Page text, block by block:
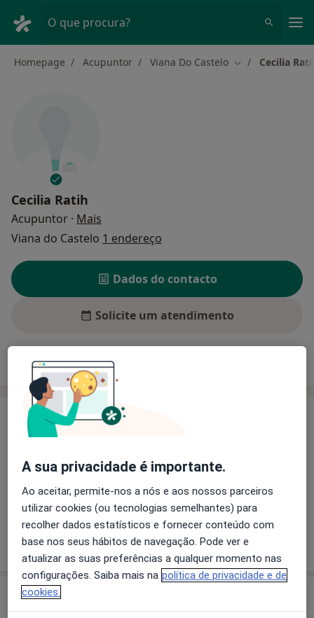
O que procura?
Homepage Acupuntor Viana Do Castelo Mudar de cidade
Cecilia
Cecilia Ratih
Acupuntor · Mais
Viana do Castelo 1 endereço
Dados do contacto
Solicite um atendimento
Experiência Preços
Experiência
Principais doenças tratadas
Rigidez Muscular Espasmódica
Dor Lombar
Transtornos De Estresse Pós-Traumáticos
+7
Mostrar mais detalhes
sobre a experiência
Serviços e preços
A sua privacidade é importante.
Ao aceitar, permite-nos a nós e aos nossos parceiros
utilizar cookies (ou tecnologias semelhantes) para
recolher dados estatísticos e fornecer conteúdo com
base nos seus hábitos de navegação. Pode ver e
atualizar as suas preferências a qualquer momento nas
configurações. Saiba mais na política de privacidade e de
cookies.